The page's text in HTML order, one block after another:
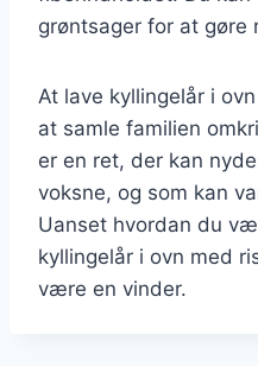
grøntsager for at gøre
At lave kyllingelår i
at samle familien
er en ret, der kan
voksne, og som kan
Uanset hvordan du
kyllingelår i ovn med
være en vinder.